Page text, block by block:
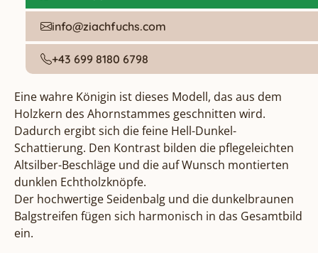
info@ziachfuchs.com
+43 699 8180 6798
Eine wahre Königin ist dieses Modell, das aus dem
Holzkern des Ahornstammes geschnitten wird.
Dadurch ergibt sich die feine Hell-Dunkel-
Schattierung. Den Kontrast bilden die pflegeleichten
Altsilber-Beschläge und die auf Wunsch montierten
dunklen Echtholzknöpfe.
Der hochwertige Seidenbalg und die dunkelbraunen
Balgstreifen fügen sich harmonisch in das Gesamtbild
ein.